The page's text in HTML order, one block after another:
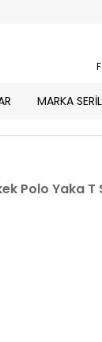
MARKA
Polo Yaka